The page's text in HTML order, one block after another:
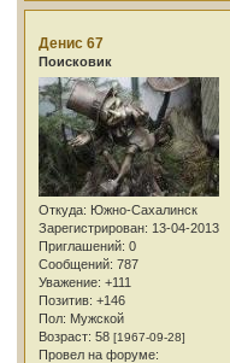
Денис 67
Поисковик
Откуда: Южно-Сахалинск
Зарегистрирован: 13-04-2013
Приглашений: 0
Сообщений: 787
Уважение: +111
Позитив: +146
Пол: Мужской
Возраст: 58 [1967-09-28]
Провел на форуме: